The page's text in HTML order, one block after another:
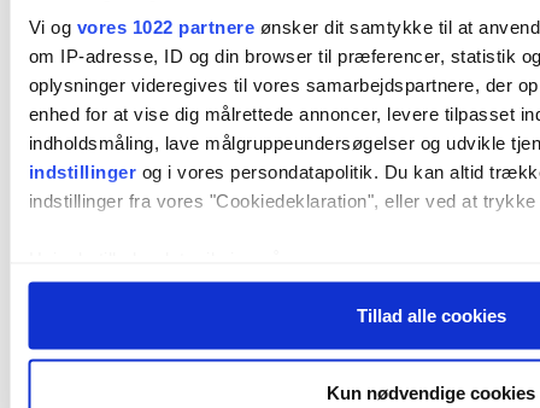
Vi og vores 1022 partnereønsker dit samtykke til at
om IP-adresse, ID og din browser til præferencer, statistik
oplysninger videregives til vores samarbejdspartnere, der
enhed for at vise dig målrettede annoncer, levere tilpasset
indholdsmåling, lave målgruppeundersøgelser og udvikle
indstillingerog i vores persondatapolitik. Du kan altid
indstillinger fra vores "Cookiedeklaration", eller ved at
Identificere din enhed baseret på en scanning af
Tillad alle cookies
Kun nødvendige cookies